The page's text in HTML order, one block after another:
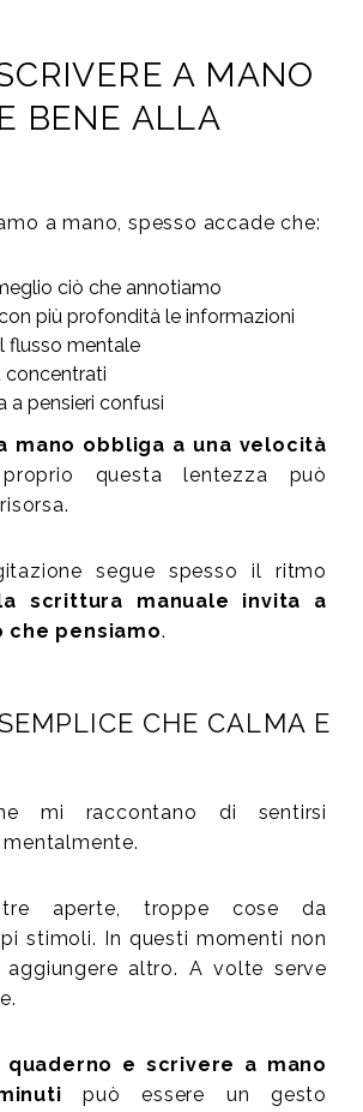
A MANO
BENE ALLA
a mano, spesso accade che:
ciò che annotiamo
più profondità le informazioni
flusso mentale
concentrati
a pensieri confusi
mano obbliga a una velocità
questa lentezza può
segue spesso il ritmo
scrittura manuale invita a
che pensiamo.
CHE CALMA E
mi raccontano di sentirsi
aperte, troppe cose da
stimoli. In questi momenti non
aggiungere altro. A volte serve
quaderno e scrivere a mano
può essere un gesto